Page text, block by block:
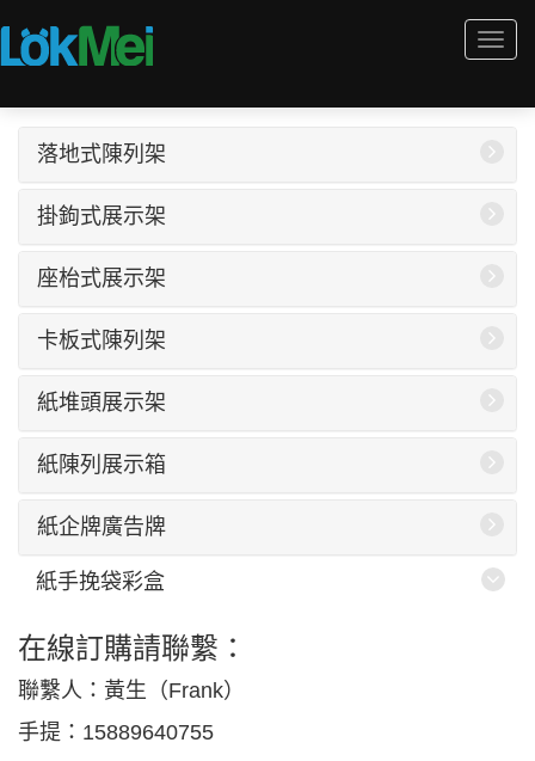
落地式陳列架
掛鉤式展示架
座枱式展示架
卡板式陳列架
紙堆頭展示架
紙陳列展示箱
紙企牌廣告牌
紙手挽袋彩盒
在線訂購請聯繫：
聯繫人：黃生（Frank）
手提：15889640755